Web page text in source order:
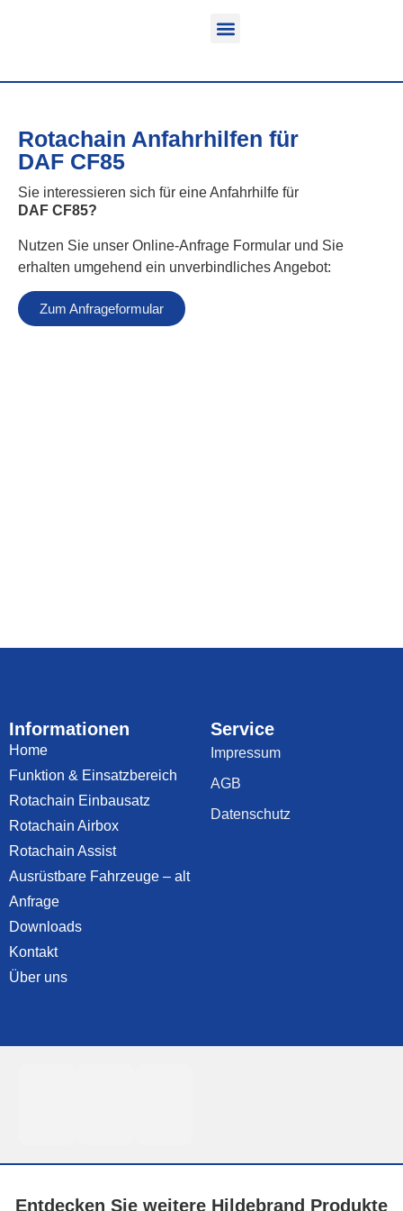
Rotachain Anfahrhilfen für
DAF CF85
Sie interessieren sich für eine Anfahrhilfe für
DAF CF85?
Nutzen Sie unser Online-Anfrage Formular und Sie
erhalten umgehend ein unverbindliches Angebot:
Zum Anfrageformular
Informationen
Home
Funktion & Einsatzbereich
Rotachain Einbausatz
Rotachain Airbox
Rotachain Assist
Ausrüstbare Fahrzeuge – alt
Anfrage
Downloads
Kontakt
Über uns
Service
Impressum
AGB
Datenschutz
Entdecken Sie weitere Hildebrand Produkte